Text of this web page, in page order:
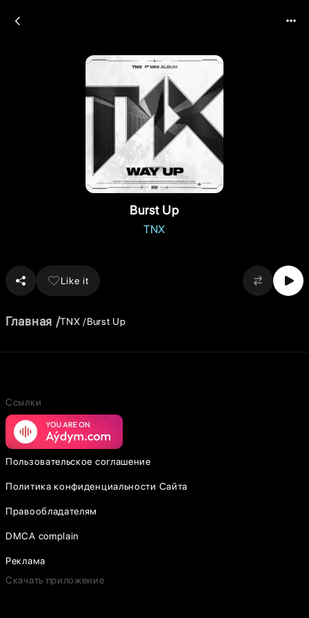
Burst Up
TNX
Like it
Главная TNX Burst Up
Ссылки
Пользовательское соглашение
Политика конфиденциальности Сайта
Правообладателям
DMCA complain
Реклама
Скачать приложение